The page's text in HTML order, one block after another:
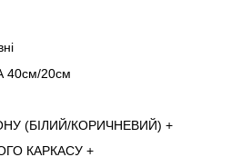
40см/20см
(БІЛИЙ/КОРИЧНЕВИЙ) +
КАРКАСУ +